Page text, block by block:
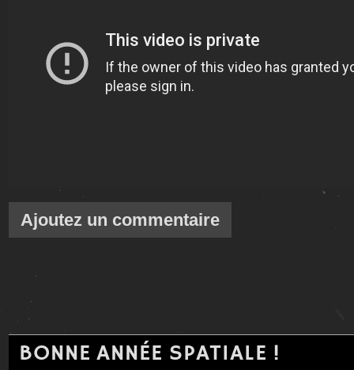
Ajoutez un commentaire
BONNE ANNÉE SPATIALE !